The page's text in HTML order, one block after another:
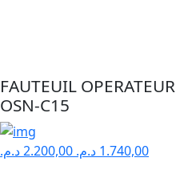
FAUTEUIL OPERATEUR
OSN-C15
2.200,00د.م. 1.740,00 د.م.